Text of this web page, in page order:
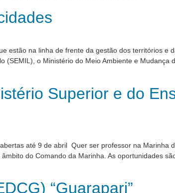
estão na linha de frente da gestão dos territórios e
(SEMIL), o Ministério do Meio Ambiente e Mudança
Superior e do
até 9 de abril Quer ser professor na Marinha
do Comando da Marinha. As oportunidades
“Guarapari”